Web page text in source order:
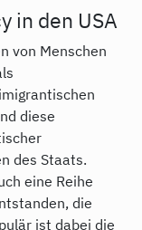
in den USA
von Menschen
diese
des Staats.
eine Reihe
die
ist dabei die